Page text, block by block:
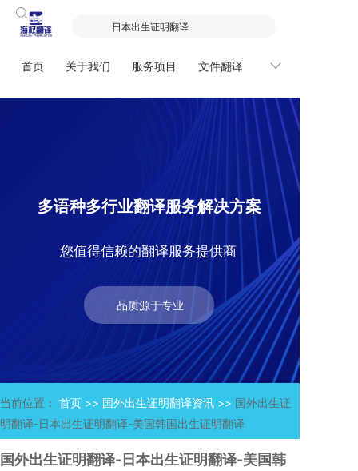
首页 关于我们 服务项目 文件翻译 联系我们
多语种多行业翻译服务解决方案
您值得信赖的翻译服务提供商
品质源于专业
当前位置： 首页 >> 国外出生证明翻译资讯 >> 国外出生证
明翻译-日本出生证明翻译-美国韩国出生证明翻译
国外出生证明翻译-日本出生证明翻译-美国韩